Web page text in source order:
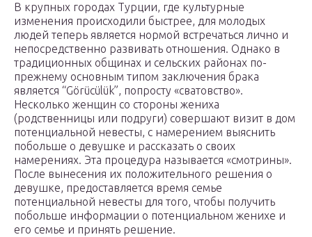
В крупных городах Турции, где культурные
изменения происходили быстрее, для молодых
людей теперь является нормой встречаться лично и
непосредственно развивать отношения. Однако в
традиционных общинах и сельских районах по-
прежнему основным типом заключения брака
является “Görücülük”, попросту «сватовство».
Несколько женщин со стороны жениха
(родственницы или подруги) совершают визит в дом
потенциальной невесты, с намерением выяснить
побольше о девушке и рассказать о своих
намерениях. Эта процедура называется «смотрины».
После вынесения их положительного решения о
девушке, предоставляется время семье
потенциальной невесты для того, чтобы получить
побольше информации о потенциальном женихе и
его семье и принять решение.